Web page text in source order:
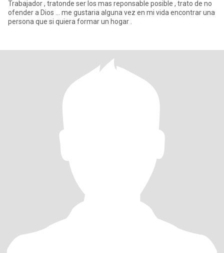
Trabajador , tratonde ser los mas reponsable posible , trato de no
ofender a Dios … me gustaria alguna vez en mi vida encontrar una
persona que si quiera formar un hogar .